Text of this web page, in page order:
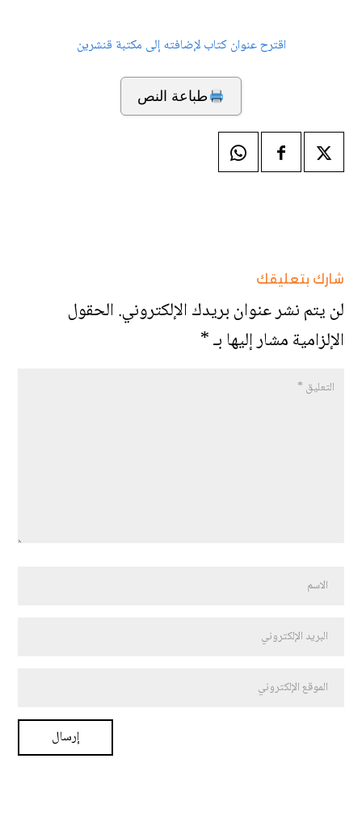
اقترح عنوان كتاب لإضافته إلى مكتبة قنشرين
طباعة النص
شارك بتعليقك
لن يتم نشر عنوان بريدك الإلكتروني.الحقول
الإلزامية مشار إليها بـ*